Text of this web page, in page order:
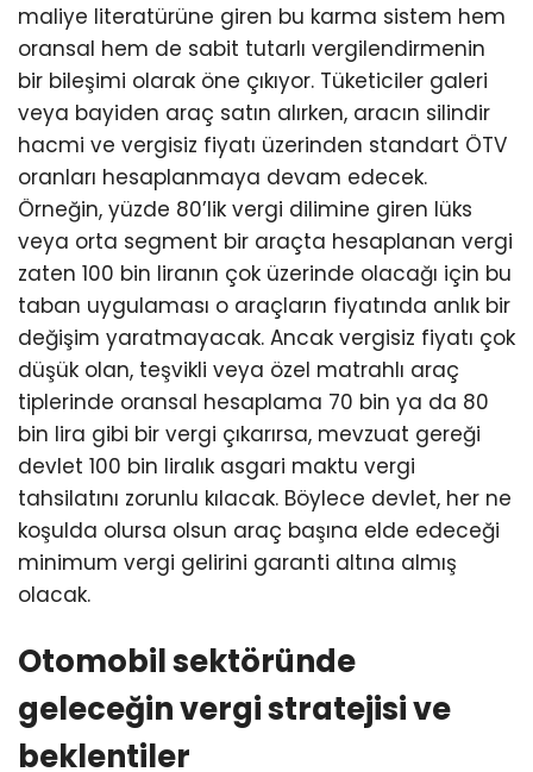
maliye literatürüne giren bu karma sistem hem
oransal hem de sabit tutarlı vergilendirmenin
bir bileşimi olarak öne çıkıyor. Tüketiciler galeri
veya bayiden araç satın alırken, aracın silindir
hacmi ve vergisiz fiyatı üzerinden standart ÖTV
oranları hesaplanmaya devam edecek.
Örneğin, yüzde 80’lik vergi dilimine giren lüks
veya orta segment bir araçta hesaplanan vergi
zaten 100 bin liranın çok üzerinde olacağı için bu
taban uygulaması o araçların fiyatında anlık bir
değişim yaratmayacak. Ancak vergisiz fiyatı çok
düşük olan, teşvikli veya özel matrahlı araç
tiplerinde oransal hesaplama 70 bin ya da 80
bin lira gibi bir vergi çıkarırsa, mevzuat gereği
devlet 100 bin liralık asgari maktu vergi
tahsilatını zorunlu kılacak. Böylece devlet, her ne
koşulda olursa olsun araç başına elde edeceği
minimum vergi gelirini garanti altına almış
olacak.
Otomobil sektöründe
geleceğin vergi stratejisi ve
beklentiler